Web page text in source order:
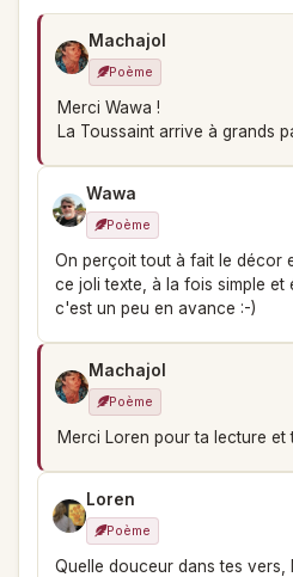
Machajol
Poème
Merci Wawa !
La Toussaint arrive à grands
Wawa
Poème
On perçoit tout à fait le décor
ce joli texte, à la fois simple et
c'est un peu en avance :-)
Machajol
Poème
Merci Loren pour ta lecture et
Loren
Poème
Quelle douceur dans tes vers,